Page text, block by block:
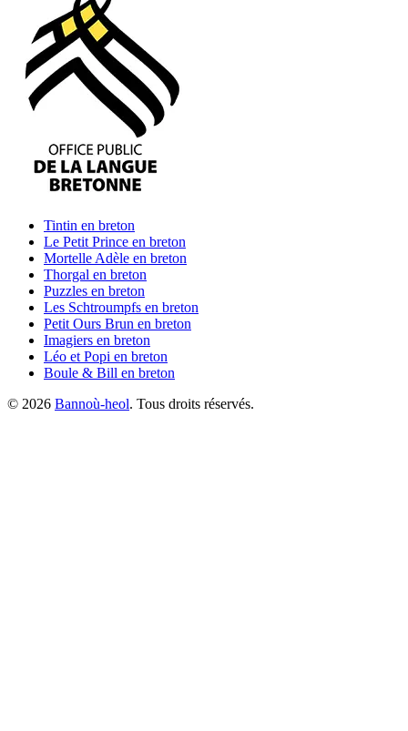
Tintin en breton
Le Petit Prince en breton
Mortelle Adèle en breton
Thorgal en breton
Puzzles en breton
Les Schtroumpfs en breton
Petit Ours Brun en breton
Imagiers en breton
Léo et Popi en breton
Boule & Bill en breton
© 2026 Bannoù-heol. Tous droits réservés.